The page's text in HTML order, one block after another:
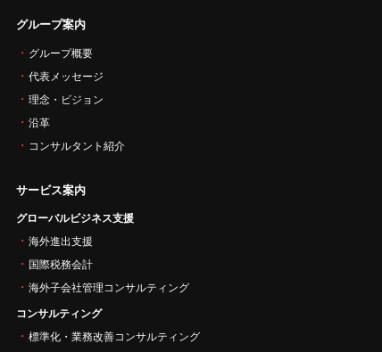
グループ案内
グループ概要
代表メッセージ
理念・ビジョン
沿革
コンサルタント紹介
サービス案内
グローバルビジネス支援
海外進出支援
国際税務会計
海外子会社管理コンサルティング
コンサルティング
標準化・業務改善コンサルティング